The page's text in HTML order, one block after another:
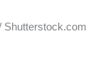
Shutterstock.com